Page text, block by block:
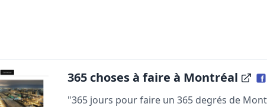
365 choses à faire à Montréal
"365 jours pour faire un 365 degrés de